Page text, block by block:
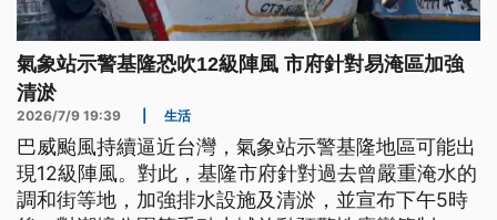
氣象站示警基隆恐吹12級陣風 市府針對易淹區加強
清淤
2026/7/9 19:39 生活
巴威颱風持續逼近台灣，氣象站示警基隆地區可能出
現12級陣風。對此，基隆市府針對過去曾嚴重淹水的
調和街等地，加強排水設施及清淤，並宣布下午5時